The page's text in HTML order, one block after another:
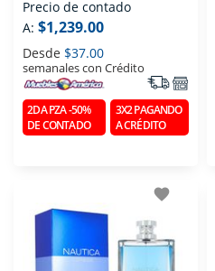
Precio de contado
A: $1,239.00
Desde $37.00
semanales con Crédito
2DA PZA -50%
DE CONTADO
3X2 PAGANDO
A CRÉDITO
favorite